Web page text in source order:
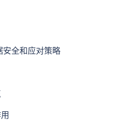
安全和应对策略